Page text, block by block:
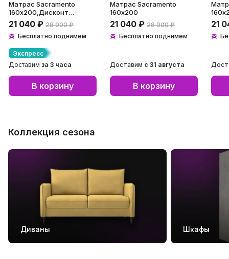
Матрас Sacramento
160х200,Дисконт
(Невозвратный товар!)
21 040 ₽ 28 900₽
Бесплатно поднимем
Экспресс
Доставим за 3 часа
В корзину
Матрас Sacramento
160х200
21 040 ₽ 28 900₽
Бесплатно поднимем
Доставим с 31 августа
В корзину
21
Коллекция сезона
Диваны Шкафы